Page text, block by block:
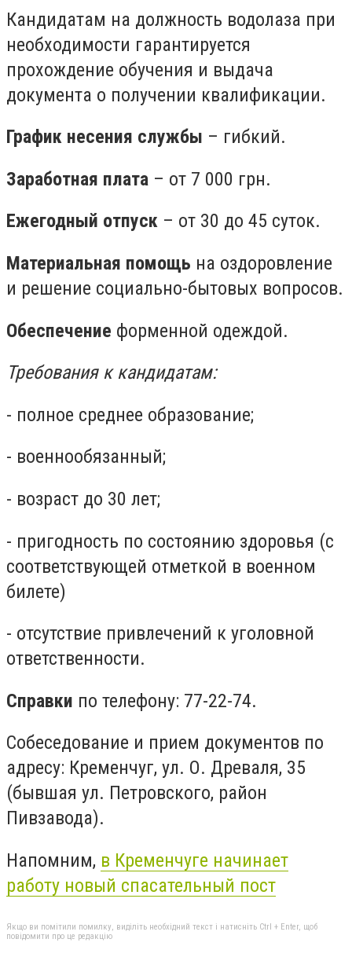
Кандидатам на должность водолаза при
необходимости гарантируется
прохождение обучения и выдача
документа о получении квалификации.
График несения службы – гибкий.
Заработная плата – от 7 000 грн.
Ежегодный отпуск – от 30 до 45 суток.
Материальная помощь на оздоровление
и решение социально-бытовых вопросов.
Обеспечение форменной одеждой.
Требования к кандидатам:
- полное среднее образование;
- военнообязанный;
- возраст до 30 лет;
- пригодность по состоянию здоровья (с
соответствующей отметкой в ​​военном
билете)
- отсутствие привлечений к уголовной
ответственности.
Справки по телефону: 77-22-74.
Собеседование и прием документов по
адресу: Кременчуг, ул. О. Древаля, 35
(бывшая ул. Петровского, район
Пивзавода).
Напомним, в Кременчуге начинает
работу новый спасательный пост
Якщо ви помітили помилку, виділіть необхідний текст і натисніть Ctrl + Enter, щоб
повідомити про це редакцію